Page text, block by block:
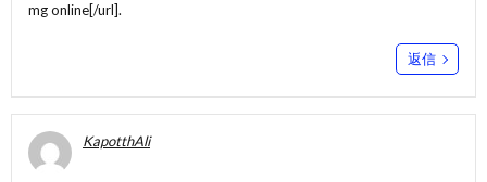
mg online[/url].
返信
KapotthAli